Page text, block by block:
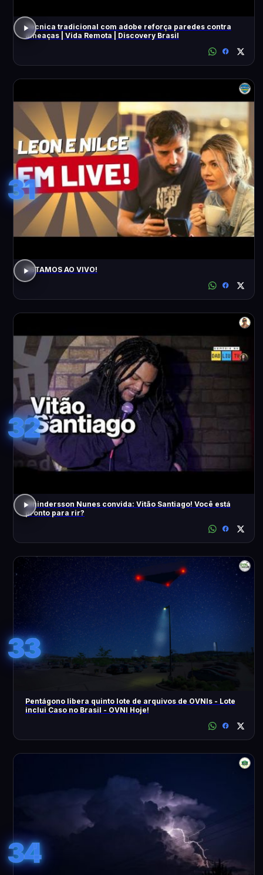
Técnica tradicional com adobe reforça paredes contra
ameaças | Vida Remota | Discovery Brasil
31
ESTAMOS AO VIVO!
32
Whindersson Nunes convida: Vitão Santiago! Você está
pronto para rir?
33
Pentágono libera quinto lote de arquivos de OVNIs - Lote
inclui Caso no Brasil - OVNI Hoje!
34